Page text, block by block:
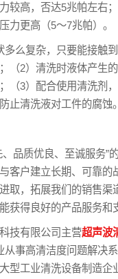
较高，否达5兆帕左右
力更高（5～7兆帕）。
多么复杂，只要能接触
（2）清洗时液体产生的
（3）配合使用清洗剂
止清洗液对工件的腐蚀。
品质优良、至诚服务”
客户建立长期、可靠的
取，拓展我们的销售渠
获得良好的产品服务和
技有限公司主营超声波
从事高清洁度问题解决
型工业清洗设备制造企